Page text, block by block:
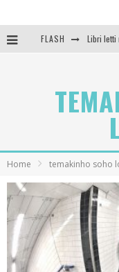
FLASH
SEE
Home temakinho soho